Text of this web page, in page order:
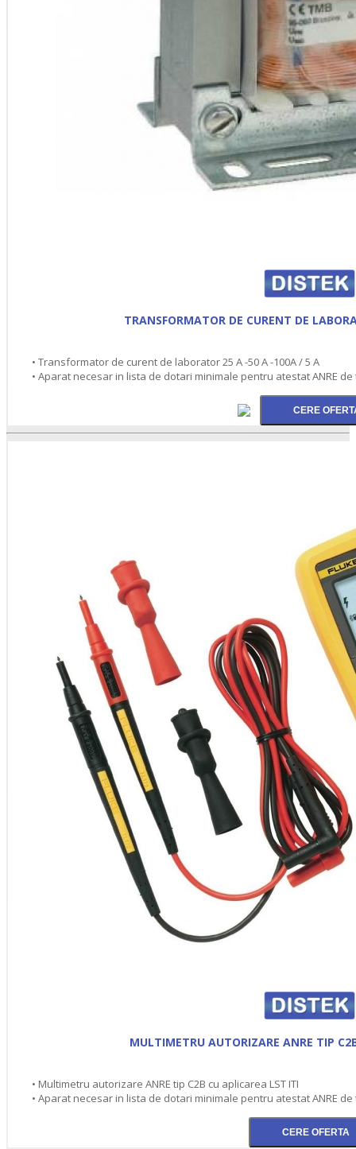
TRANSFORMATOR DE CURENT DE
• Transformator de curent de laborator 25 A -50 A -100A / 5 A
• Aparat necesar in lista de dotari minimale pentru atestat ANRE de
MULTIMETRU AUTORIZARE ANRE TIP
• Multimetru autorizare ANRE tip C2B cu aplicarea LST ITI
• Aparat necesar in lista de dotari minimale pentru atestat ANRE de